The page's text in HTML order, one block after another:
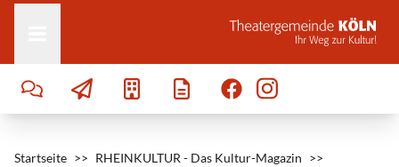
Zum Inhalt springen
Startseite >> RHEINKULTUR - Das Kultur-Magazin >>
l
e
g